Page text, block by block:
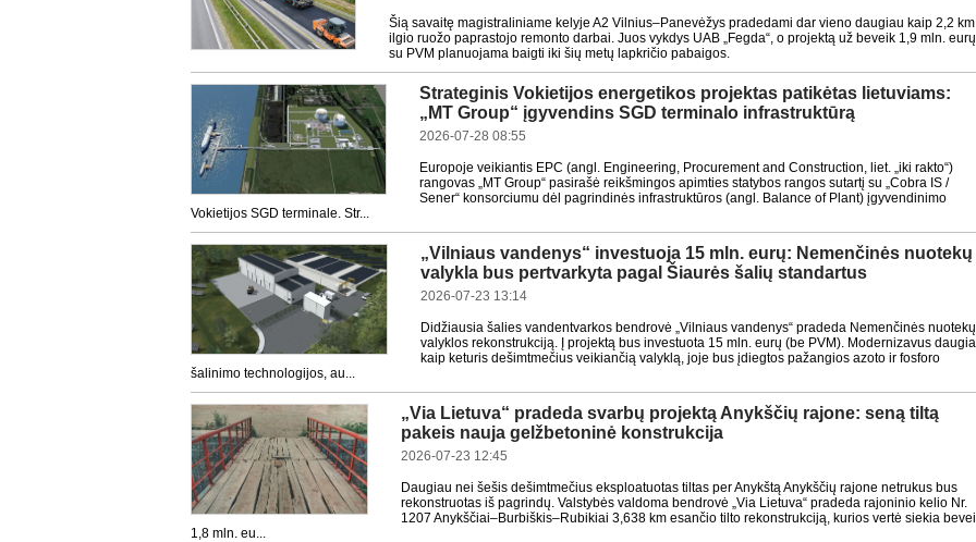
Šią savaitę magistraliniame kelyje A2 Vilnius–Panevėžys pradedami dar vieno daugiau kaip 2,2 km
ilgio ruožo paprastojo remonto darbai. Juos vykdys UAB „Fegda“, o projektą už beveik 1,9 mln. eurų
su PVM planuojama baigti iki šių metų lapkričio pabaigos.
Strateginis Vokietijos energetikos projektas patikėtas lietuviams:
„MT Group“ įgyvendins SGD terminalo infrastruktūrą
2026-07-28 08:55
Europoje veikiantis EPC (angl. Engineering, Procurement and Construction, liet. „iki rakto“)
rangovas „MT Group“ pasirašė reikšmingos apimties statybos rangos sutartį su „Cobra IS /
Sener“ konsorciumu dėl pagrindinės infrastruktūros (angl. Balance of Plant) įgyvendinimo
Vokietijos SGD terminale. Str...
„Vilniaus vandenys“ investuoja 15 mln. eurų: Nemenčinės nuotekų
valykla bus pertvarkyta pagal Šiaurės šalių standartus
2026-07-23 13:14
Didžiausia šalies vandentvarkos bendrovė „Vilniaus vandenys“ pradeda Nemenčinės nuotekų
valyklos rekonstrukciją. Į projektą bus investuota 15 mln. eurų (be PVM). Modernizavus
kaip keturis dešimtmečius veikiančią valyklą, joje bus įdiegtos pažangios azoto ir fosforo
šalinimo technologijos, au...
„Via Lietuva“ pradeda svarbų projektą Anykščių rajone: seną tiltą
pakeis nauja gelžbetoninė konstrukcija
2026-07-23 12:45
Daugiau nei šešis dešimtmečius eksploatuotas tiltas per Anykštą Anykščių rajone netrukus bus
rekonstruotas iš pagrindų. Valstybės valdoma bendrovė „Via Lietuva“ pradeda rajoninio kelio Nr.
1207 Anykščiai–Burbiškis–Rubikiai 3,638 km esančio tilto rekonstrukciją, kurios vertė siekia
1,8 mln. eu...